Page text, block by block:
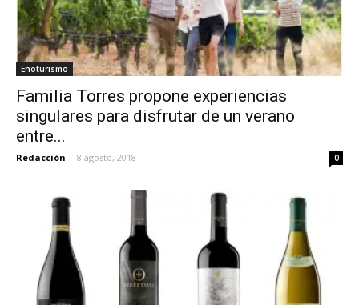
Enoturismo
Familia Torres propone experiencias
singulares para disfrutar de un verano
entre...
Redacción - 8 agosto, 2018 0